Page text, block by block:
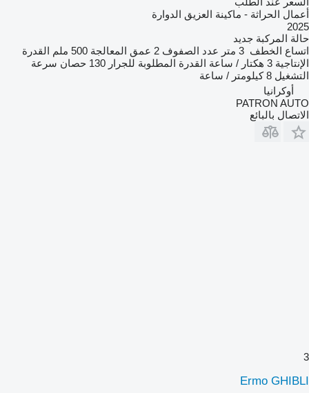
أعمال الحراثة - ماكينة العزيق الدوارة
2025
حالة المركبة جديد
اتساع الخطف 3 متر عدد الصفوف 2 عمق المعالجة 500 ملم
القدرة
الإنتاجية 3 هكتار / ساعة القدرة المطلوبة للجرار 130 حصان
سرعة
التشغيل 8 كيلومتر / ساعة
أوكرانيا
PATRON AUTO
الاتصال بالبائع
3
Ermo GHIBLI